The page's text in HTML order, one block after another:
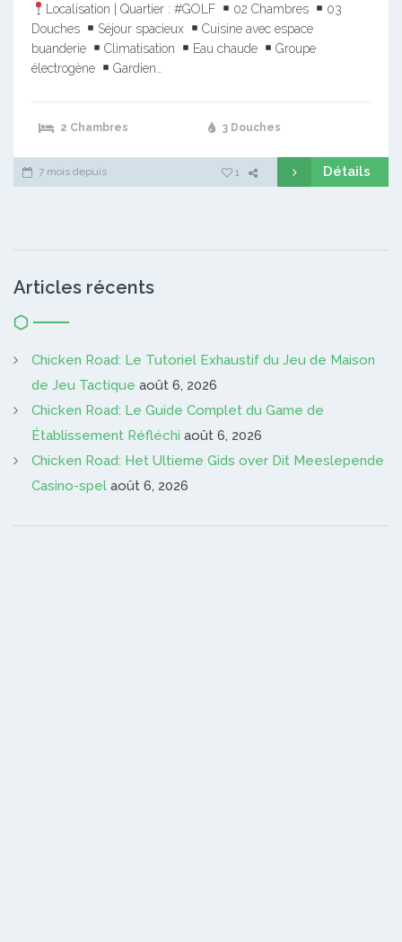
Localisation | Quartier : #GOLF
02 Chambres
03
Douches
Séjour spacieux
Cuisine avec espace
buanderie
Climatisation Eau chaude
Groupe
électrogène
Gardien…
2 Chambres 3 Douches
7 mois depuis 1 Détails
Articles récents
Chicken Road: Le Tutoriel Exhaustif du Jeu de Maison
de Jeu Tactique août 6, 2026
Chicken Road: Le Guide Complet du Game de
Établissement Réfléchi août 6, 2026
Chicken Road: Het Ultieme Gids over Dit Meeslepende
Casino-spel août 6, 2026